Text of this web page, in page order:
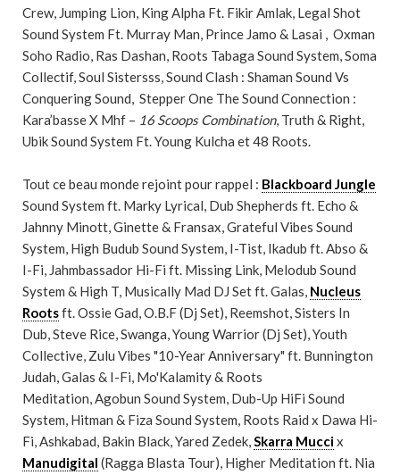
Crew, Jumping Lion, King Alpha Ft. Fikir Amlak, Legal Shot
Sound System Ft. Murray Man, Prince Jamo & Lasai , Oxman
Soho Radio, Ras Dashan, Roots Tabaga Sound System, Soma
Collectif, Soul Sistersss, Sound Clash : Shaman Sound Vs
Conquering Sound, Stepper One The Sound Connection :
Kara’basse X Mhf – 16 Scoops Combination, Truth & Right,
Ubik Sound System Ft. Young Kulcha et 48 Roots.
Tout ce beau monde rejoint pour rappel : Blackboard Jungle
Sound System ft. Marky Lyrical, Dub Shepherds ft. Echo &
Jahnny Minott, Ginette & Fransax, Grateful Vibes Sound
System, High Budub Sound System, I-Tist, Ikadub ft. Abso &
I-Fi, Jahmbassador Hi-Fi ft. Missing Link, Melodub Sound
System & High T, Musically Mad DJ Set ft. Galas, Nucleus
Rootsft. Ossie Gad, O.B.F (Dj Set), Reemshot, Sisters In
Dub, Steve Rice, Swanga, Young Warrior (Dj Set), Youth
Collective, Zulu Vibes "10-Year Anniversary" ft. Bunnington
Judah, Galas & I-Fi, Mo'Kalamity & Roots
Meditation, Agobun Sound System, Dub-Up HiFi Sound
System, Hitman & Fiza Sound System, Roots Raid x Dawa Hi-
Fi, Ashkabad, Bakin Black, Yared Zedek,Skarra Muccix
Manudigital (Ragga Blasta Tour), Higher Meditation ft. Nia